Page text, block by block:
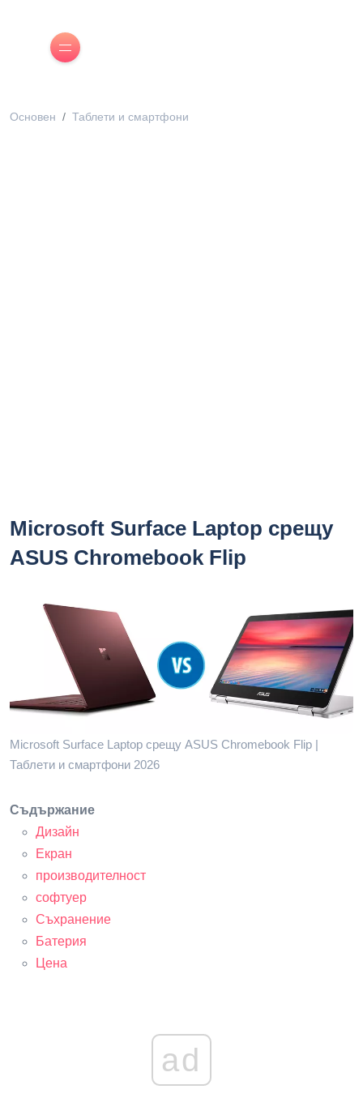
Основен Таблети и смартфони
Microsoft Surface Laptop срещу
ASUS Chromebook Flip
Microsoft Surface Laptop срещу ASUS Chromebook Flip |
Таблети и смартфони 2026
Съдържание
Дизайн
Екран
производителност
софтуер
Съхранение
Батерия
Цена
ad